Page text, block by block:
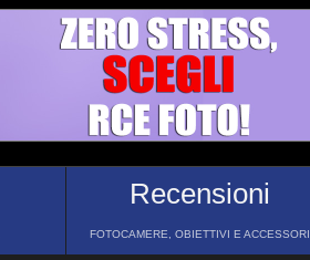
Recensioni
FOTOCAMERE, OBIETTIVI E ACCESSORI